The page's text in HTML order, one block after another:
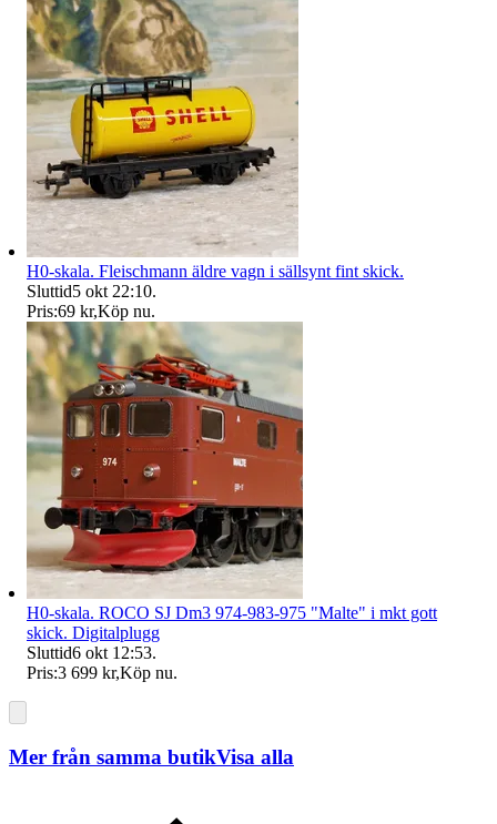
H0-skala. Fleischmann äldre vagn i sällsynt fint skick.
Sluttid5 okt 22:10.
Pris:69 kr,Köp nu.
H0-skala. ROCO SJ Dm3 974-983-975 "Malte" i mkt gott
skick. Digitalplugg
Sluttid6 okt 12:53.
Pris:3 699 kr,Köp nu.
Mer från samma butikVisa alla